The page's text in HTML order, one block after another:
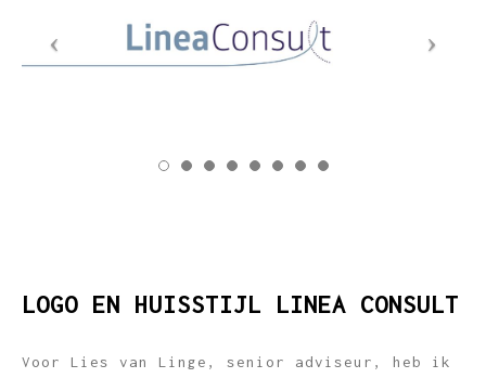
LOGO EN HUISSTIJL LINEA CONSULT
Voor Lies van Linge, senior adviseur, heb ik